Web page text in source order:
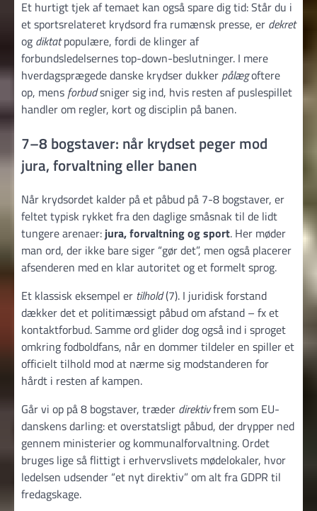
Et hurtigt tjek af temaet kan også spare dig tid: Står du i
et sportsrelateret krydsord fra rumænsk presse, er dekret
og diktatpopulære, fordi de klinger af
forbundsledelsernes top-down-beslutninger. I mere
hverdagsprægede danske krydser dukker pålægoftere
op, mens forbudsniger sig ind, hvis resten af puslespillet
handler om regler, kort og disciplin på banen.
7–8 bogstaver: når krydset peger mod
jura, forvaltning eller banen
Når krydsordet kalder på et påbud på 7-8 bogstaver, er
feltet typisk rykket fra den daglige småsnak til de lidt
tungere arenaer: jura, forvaltning og sport. Her møder
man ord, der ikke bare siger “gør det”, men også placerer
afsenderen med en klar autoritet og et formelt sprog.
Et klassisk eksempel er tilhold(7). I juridisk forstand
dækker det et politimæssigt påbud om afstand – fx et
kontaktforbud. Samme ord glider dog også ind i sproget
omkring fodboldfans, når en dommer tildeler en spiller et
officielt tilhold mod at nærme sig modstanderen for
hårdt i resten af kampen.
Går vi op på 8 bogstaver, træder direktivfrem som EU-
danskens darling: et overstatsligt påbud, der drypper ned
gennem ministerier og kommunalforvaltning. Ordet
bruges lige så flittigt i erhvervslivets mødelokaler, hvor
ledelsen udsender “et nyt direktiv” om alt fra GDPR til
fredagskage.